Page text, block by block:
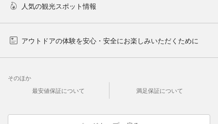
人気の観光スポット情報
アウトドアの体験を安心・安全にお楽しみいただくために
そのほか
最安値保証について
満足保証について